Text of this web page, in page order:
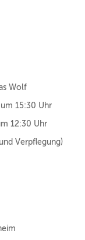
Wolf
15:30 Uhr
12:30 Uhr
Verpflegung)